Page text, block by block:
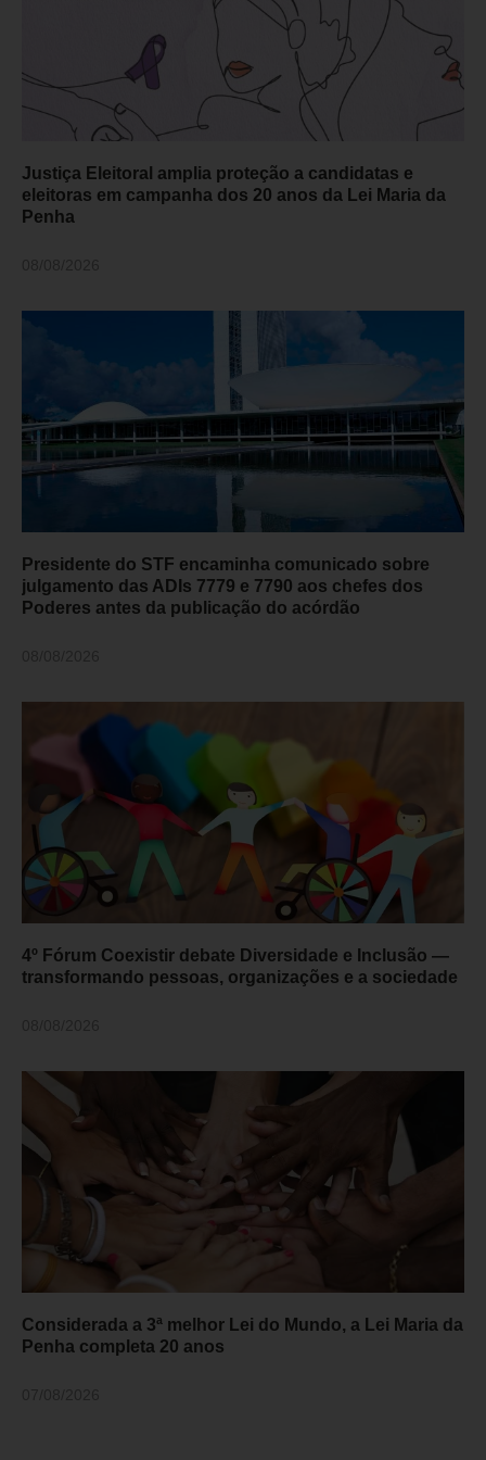
Justiça Eleitoral amplia proteção a candidatas e
eleitoras em campanha dos 20 anos da Lei Maria da
Penha
Presidente do STF encaminha comunicado sobre
julgamento das ADIs 7779 e 7790 aos chefes dos
Poderes antes da publicação do acórdão
4º Fórum Coexistir debate Diversidade e Inclusão —
transformando pessoas, organizações e a sociedade
Considerada a 3ª melhor Lei do Mundo, a Lei Maria da
Penha completa 20 anos